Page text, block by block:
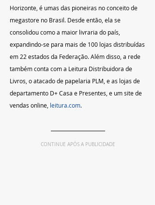
Horizonte, é umas das pioneiras no conceito de
megastore no Brasil. Desde então, ela se
consolidou como a maior livraria do país,
expandindo-se para mais de 100 lojas distribuídas
em 22 estados da Federação. Além disso, a rede
também conta com a Leitura Distribuidora de
Livros, o atacado de papelaria PLM, e as lojas de
departamento D+ Casa e Presentes, e um site de
vendas online, leitura.com.
CONTINUE APÓS A PUBLICIDADE